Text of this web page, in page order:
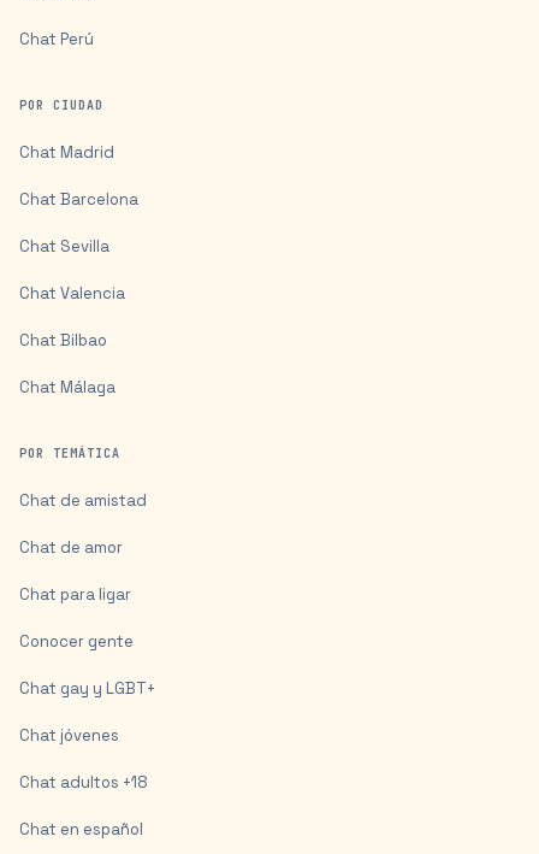
Chat Perú
POR CIUDAD
Chat Madrid
Chat Barcelona
Chat Sevilla
Chat Valencia
Chat Bilbao
Chat Málaga
POR TEMÁTICA
Chat de amistad
Chat de amor
Chat para ligar
Conocer gente
Chat gay y LGBT+
Chat jóvenes
Chat adultos +18
Chat en español